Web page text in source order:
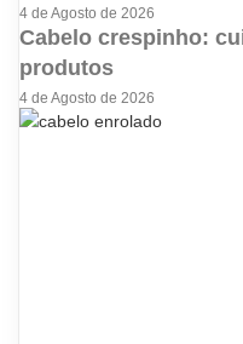
4 de Agosto de 2026
Cabelo crespinho:
produtos
4 de Agosto de 2026